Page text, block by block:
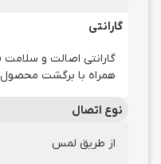
گارانتی
همراه با برگشت محصول
نوع اتصال
از طریق لمس